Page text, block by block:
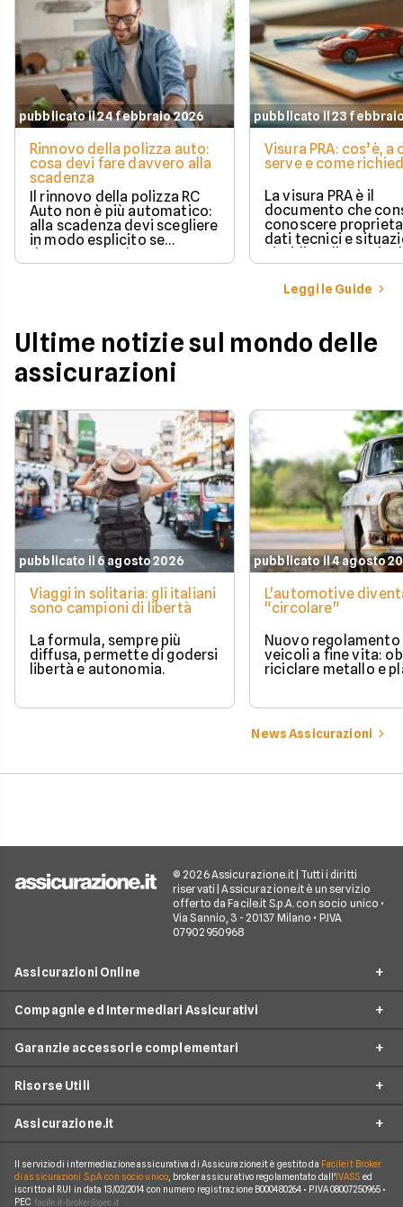
pubblicato il 24 febbraio 2026
Rinnovo della polizza auto:
cosa devi fare davvero alla
scadenza
Il rinnovo della polizza RC
Auto non è più automatico:
alla scadenza devi scegliere
in modo esplicito se
rinnovare con la stessa
compagnia o stipulare un
pubblicato il 23
Visura PRA: cos’è, a
serve e come
La visura PRA è il
documento che
conoscere
dati tecnici e
giuridica di un
iscritto al Pubblico
Automobilistico.
Leggi le Guide
Ultime notizie sul mondo delle
assicurazioni
pubblicato il 6 agosto 2026
Viaggi in solitaria: gli italiani
sono campioni di libertà
La formula, sempre più
diffusa, permette di godersi
libertà e autonomia.
pubblicato il 4 agosto
L'automotive
"circolare"
Nuovo regolamento
veicoli a fine vita:
riciclare metallo e
News Assicurazioni
© 2026 Assicurazione.it | Tutti i diritti
riservati | Assicurazione.it è un servizio
offerto da Facile.it S.p.A. con socio unico •
Via Sannio, 3 - 20137 Milano • P.IVA
07902950968
Assicurazioni Online
RC Auto
RC Moto
Assicurazione Ciclomotore
Assicurazione Casa
Polizza Vita
Compagnie ed Intermediari Assicurativi
Allianz Direct
Prima.it
Linear
Genertel
Garanzie accessorie complementari
Infortuni conducente
Tutela legale
Risorse Utili
Guide
Glossario
Assicurazione.it
Chi Siamo
Come funziona Assicurazione.it
Il servizio di intermediazione assicurativa di Assicurazione.it è gestito da Facile.it Broker
di assicurazioni S.p.A. con socio unico, broker assicurativo regolamentato dall' IVASS ed
iscritto al RUI in data 13/02/2014 con numero registrazione B000480264 • P.IVA 08007250965 •
PEC